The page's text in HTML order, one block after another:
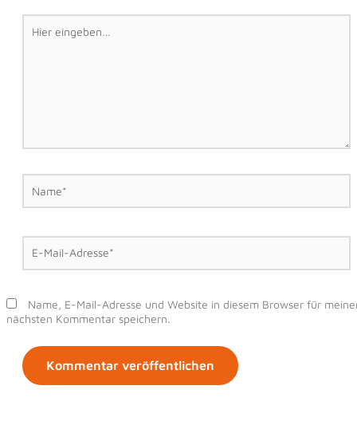
Hier
eingeben…
Name*
E-
Mail-
Adresse*
Name, E-Mail-Adresse und Website in diesem Browser für
nächsten Kommentar speichern.